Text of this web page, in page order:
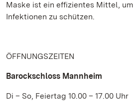
Maske ist ein effizientes Mittel,
Infektionen zu schützen.
ÖFFNUNGSZEITEN
Barockschloss Mannheim
Di – So, Feiertag 10.00 – 17.00 Uhr